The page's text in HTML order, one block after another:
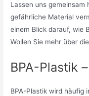
Lassen uns gemeinsam
gefährliche Material
einem Blick darauf, wie
Wollen Sie mehr über
BPA-Plastik
BPA-Plastik wird häufig